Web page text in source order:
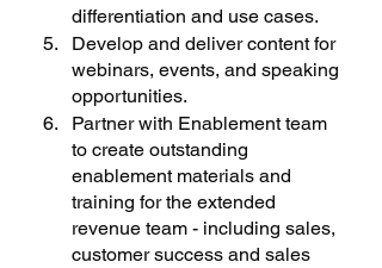
differentiation and use cases.
Develop and deliver content for
webinars, events, and speaking
opportunities.
Partner with Enablement team
to create outstanding
enablement materials and
training for the extended
revenue team - including sales,
customer success and sales